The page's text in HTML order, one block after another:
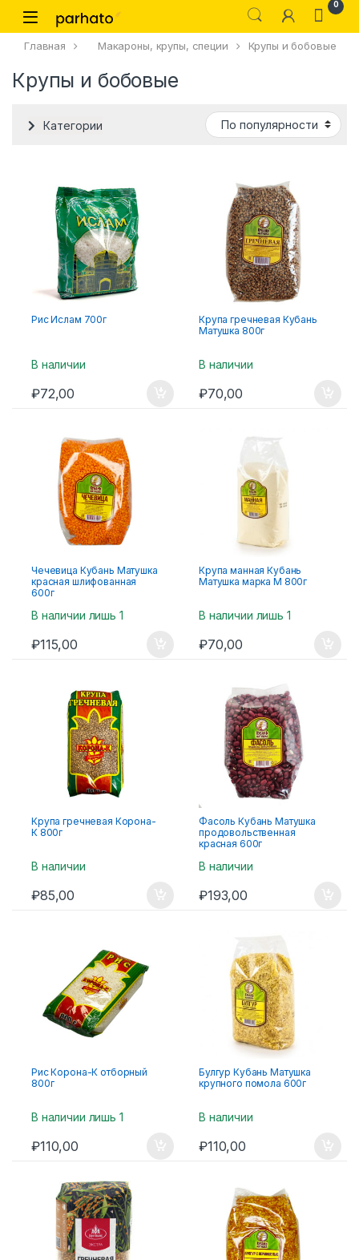
0
Главная Макароны, крупы, специи Крупы и бобовые
Крупы и бобовые
Категории
Рис Ислам 700г
В наличии
₽72,00
Крупа гречневая Кубань
Матушка 800г
В наличии
₽70,00
Чечевица Кубань Матушка
красная шлифованная
600г
В наличии лишь 1
₽115,00
Крупа манная Кубань
Матушка марка М 800г
В наличии лишь 1
₽70,00
Крупа гречневая Корона-
К 800г
В наличии
₽85,00
Фасоль Кубань Матушка
продовольственная
красная 600г
В наличии
₽193,00
Рис Корона-К отборный
800г
В наличии лишь 1
₽110,00
Булгур Кубань Матушка
крупного помола 600г
В наличии
₽110,00